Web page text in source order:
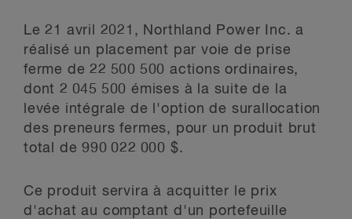
Le 21 avril 2021, Northland Power Inc. a
réalisé un placement par voie de prise
ferme de 22 500 500 actions ordinaires,
dont 2 045 500 émises à la suite de la
levée intégrale de l'option de surallocation
des preneurs fermes, pour un produit brut
total de 990 022 000 $.
Ce produit servira à acquitter le prix
d'achat au comptant d'un portefeuille